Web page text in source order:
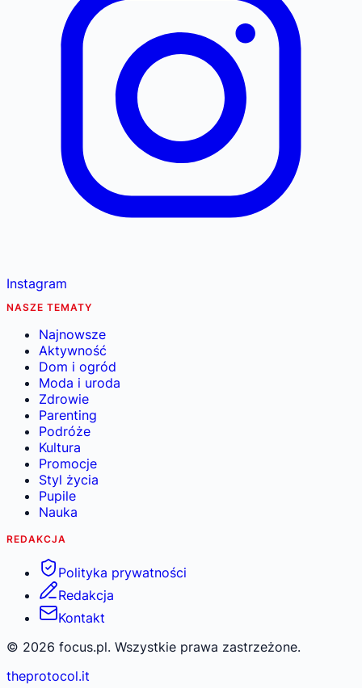
Instagram
NASZE TEMATY
Najnowsze
Aktywność
Dom i ogród
Moda i uroda
Zdrowie
Parenting
Podróże
Kultura
Promocje
Styl życia
Pupile
Nauka
REDAKCJA
Polityka prywatności
Redakcja
Kontakt
© 2026 focus.pl. Wszystkie prawa zastrzeżone.
theprotocol.it